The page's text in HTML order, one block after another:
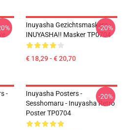
Inuyasha Gezichtsmaskers -
INUYASHA!! Masker TP0704
€ 18,29 - € 20,70
-20%
-
Inuyasha Posters -
Sesshomaru - Inuyasha Retro
Poster TP0704
-20%